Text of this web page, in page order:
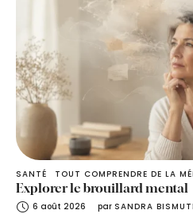
SANTÉ TOUT COMPRENDRE DE LA
Explorer le brouillard mental
6 août 2026 par SANDRA